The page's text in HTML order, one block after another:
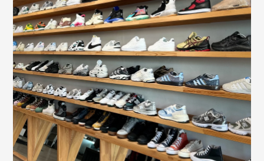
Хабаровск
Ханты-Мансийск
Чайковский
Чебоксары
Челябинск
Черкесск
Чита
Элиста